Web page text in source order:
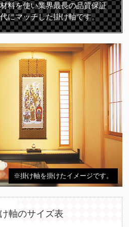
料を使い業界最長の品質保証
にマッチした掛け軸です。
※掛け軸を掛けたイメージです。
軸のサイズ表